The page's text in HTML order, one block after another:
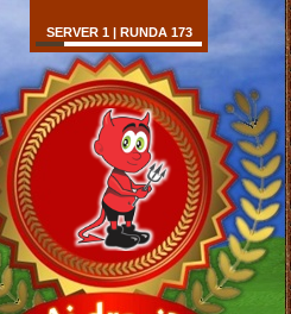
SERVER 1 | RUNDA 173